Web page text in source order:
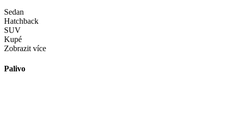
Sedan
Hatchback
SUV
Kupé
Zobrazit více
Palivo